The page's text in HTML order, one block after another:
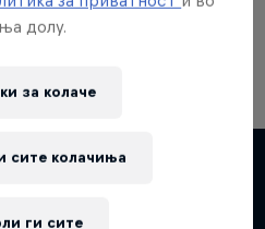
to India
RB7
долу.
за колачe
ги сите
сите колачиња